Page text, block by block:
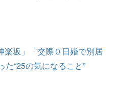
楽坂」「交際０日婚で別居
“25の気になること”